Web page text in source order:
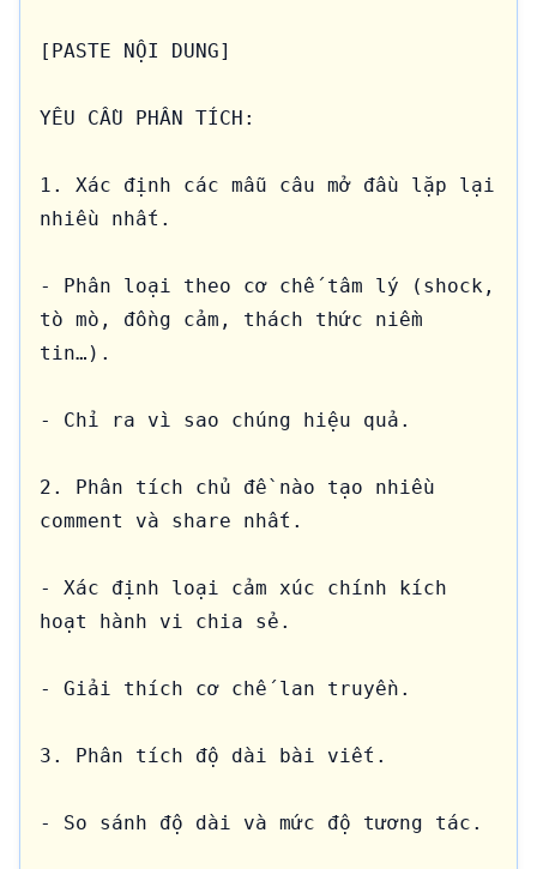
[PASTE NỘI DUNG]
YÊU CẦU PHÂN TÍCH:
1. Xác định các mẫu câu mở đầu lặp lại
nhiều nhất.
- Phân loại theo cơ chế tâm lý (shock,
tò mò, đồng cảm, thách thức niềm
tin…).
- Chỉ ra vì sao chúng hiệu quả.
2. Phân tích chủ đề nào tạo nhiều
comment và share nhất.
- Xác định loại cảm xúc chính kích
hoạt hành vi chia sẻ.
- Giải thích cơ chế lan truyền.
3. Phân tích độ dài bài viết.
- So sánh độ dài và mức độ tương tác.